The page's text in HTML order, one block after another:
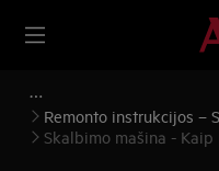
Remonto instrukcijos –
mašinos ir džiovyklės
Skalbimo mašina -